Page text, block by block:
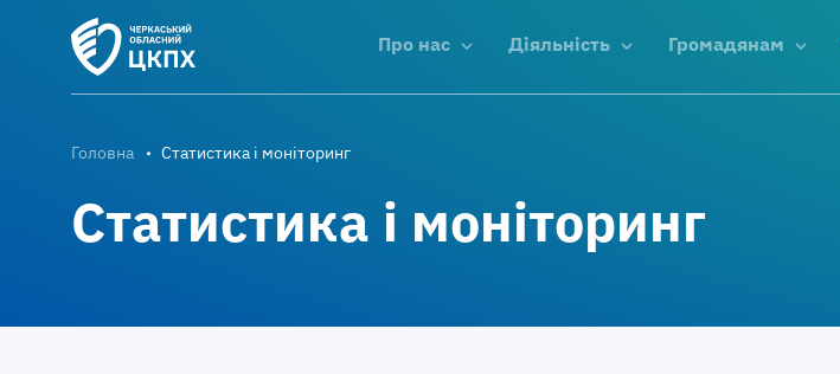
Про нас Діяльність Громадянам
Головна Статистика і моніторинг
Статистика і моніторинг